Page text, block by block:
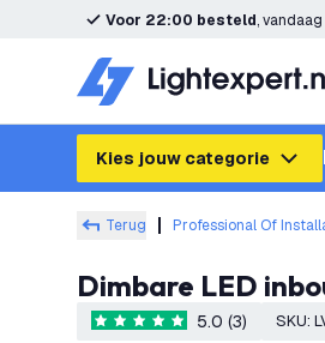
Voor 22:00 besteld,
Kies jouw categorie
Terug Professional Of
Dimbare LED
5 score sterren5.0 (3) SKU: